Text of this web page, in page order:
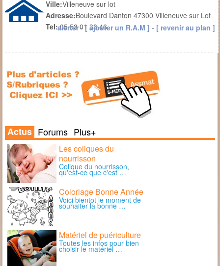
Ville:Villeneuve sur lot
Adresse:Boulevard Danton 47300 Villeneuve sur Lot
Tel:05 53 01 33 46
alerter-[ ajouter un R.A.M ] - [ revenir au plan ]
Actus Forums Plus+
Les coliques du
nourrisson
Colique du nourrisson,
qu'est-ce que c'est …
Coloriage Bonne Année
Voici bientot le moment de
souhaiter la bonne …
Matériel de puériculture
Toutes les infos pour bien
choisir le matériel …